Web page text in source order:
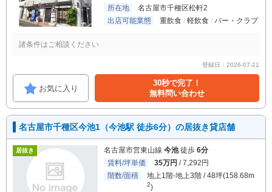
所在地
名古屋市千種区松軒2
出店可能業態
重飲食 軽飲食 バー・クラブ
諸条件はご相談ください
登録日：2026-07-21
お気に入り
30秒で完了！
無料問い合わせ
名古屋市千種区今池1（今池駅 徒歩6分）の居抜き貸店舗
居抜き 名古屋市営東山線 今池徒歩 6分
賃料/坪単価
35万円 / 7,292円
階数/面積
地上1階-地上3階 / 48坪(158.68m
2)